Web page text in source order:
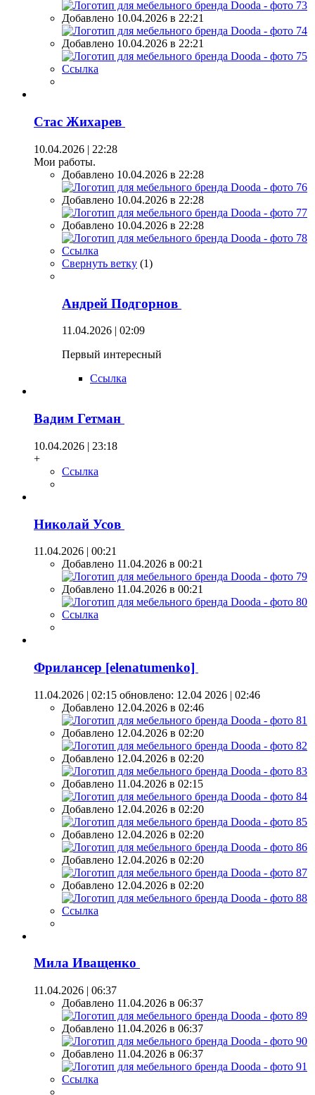
Добавлено 10.04.2026 в 22:21
Добавлено 10.04.2026 в 22:21
Ссылка
Стас Жихарев
10.04.2026 | 22:28
Мои работы.
Добавлено 10.04.2026 в 22:28
Добавлено 10.04.2026 в 22:28
Добавлено 10.04.2026 в 22:28
Ссылка
Свернуть ветку (1)
Андрей Подгорнов
11.04.2026 | 02:09
Первый интересный
Ссылка
Вадим Гетман
10.04.2026 | 23:18
+
Ссылка
Николай Усов
11.04.2026 | 00:21
Добавлено 11.04.2026 в 00:21
Добавлено 11.04.2026 в 00:21
Ссылка
Фрилансер [elenatumenko]
11.04.2026 | 02:15 обновлено: 12.04 2026 | 02:46
Добавлено 12.04.2026 в 02:46
Добавлено 12.04.2026 в 02:20
Добавлено 12.04.2026 в 02:20
Добавлено 11.04.2026 в 02:15
Добавлено 12.04.2026 в 02:20
Добавлено 12.04.2026 в 02:20
Добавлено 12.04.2026 в 02:20
Добавлено 12.04.2026 в 02:20
Ссылка
Мила Иващенко
11.04.2026 | 06:37
Добавлено 11.04.2026 в 06:37
Добавлено 11.04.2026 в 06:37
Добавлено 11.04.2026 в 06:37
Ссылка